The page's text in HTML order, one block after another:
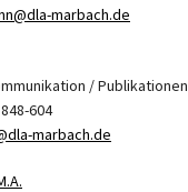
marbach.de
/ Publikationen
604
marbach.de